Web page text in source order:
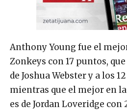
Anthony Young fue el
Zonkeys con 17 puntos,
de Joshua Webster y a los
mientras que el mejor en
es de Jordan Loveridge con